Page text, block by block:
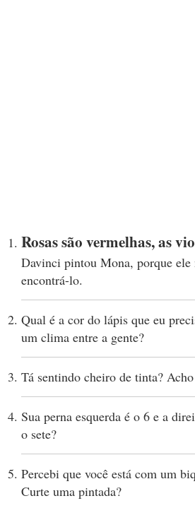
Rosas são vermelhas, as
Davinci pintou Mona, porque ele
encontrá-lo.
Qual é a cor do lápis que eu
um clima entre a gente?
Tá sentindo cheiro de tinta?
Sua perna esquerda é o 6 e a
o sete?
Percebi que você está com um
Curte uma pintada?